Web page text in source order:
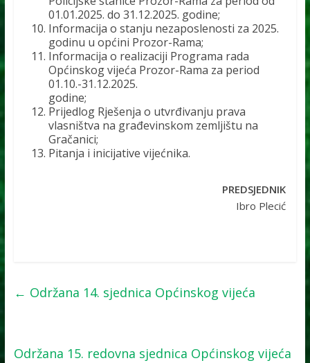
01.01.2025. do 31.12.2025. godine;
Informacija o stanju nezaposlenosti za 2025.
godinu u općini Prozor-Rama;
Informacija o realizaciji Programa rada
Općinskog vijeća Prozor-Rama za period
01.10.-31.12.2025.
godine;
Prijedlog Rješenja o utvrđivanju prava
vlasništva na građevinskom zemljištu na
Gračanici;
Pitanja i inicijative vijećnika.
PREDSJEDNIK
Ibro Plecić
← Održana 14. sjednica Općinskog vijeća
Održana 15. redovna sjednica Općinskog vijeća